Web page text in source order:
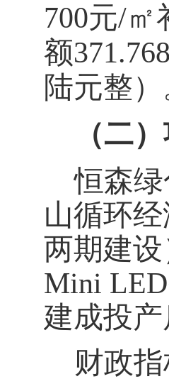
700元/㎡
额371.76
陆元整）
（二
恒森
山循环
两期建设
Mini
建成投
财政